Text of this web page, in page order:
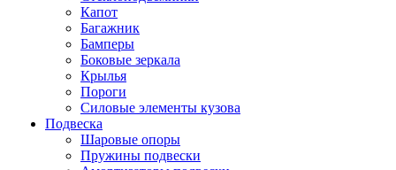
Капот
Багажник
Бамперы
Боковые зеркала
Крылья
Пороги
Силовые элементы кузова
Подвеска
Шаровые опоры
Пружины подвески